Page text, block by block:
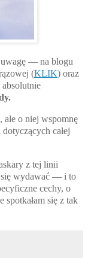
— na blogu
(KLIK) oraz
absolutnie
ale o niej wspomnę
całej
z tej linii
się wydawać — i to
cechy, o
się z tak